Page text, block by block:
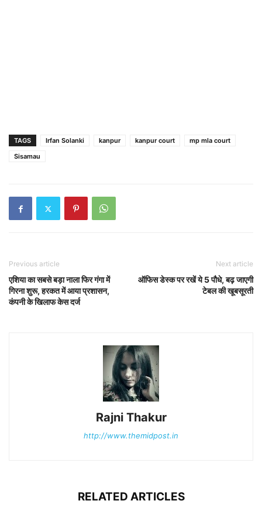
TAGS Irfan Solanki kanpur kanpur court
mp mla court
Sisamau
Previous article
एशिया का सबसे बड़ा नाला फिर गंगा में
गिरना शुरू, हरकत में आया प्रशासन,
कंपनी के खिलाफ केस दर्ज
Next article
ऑफिस डेस्क पर रखें ये 5 पौधे, बढ़ जाएगी
टेबल की खूबसूरती
Rajni Thakur
http://www.themidpost.in
RELATED ARTICLES